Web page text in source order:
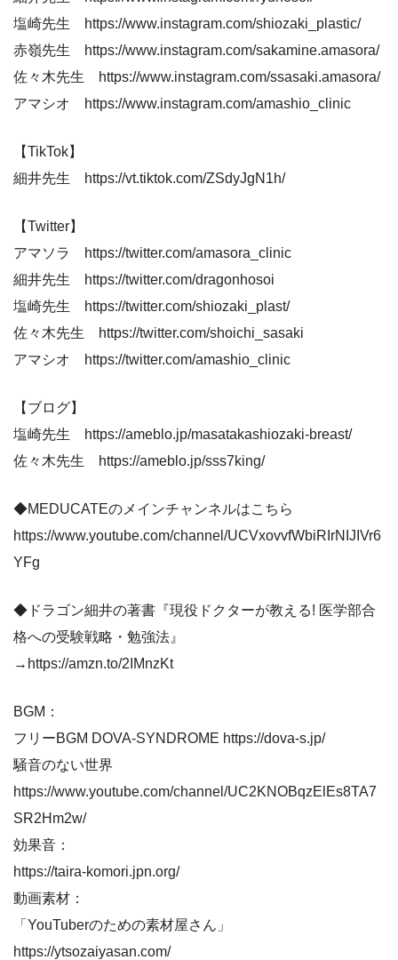
塩崎先生 https://www.instagram.com/shiozaki_plastic/
赤嶺先生 https://www.instagram.com/sakamine.amasora/
佐々木先生 https://www.instagram.com/ssasaki.amasora/
アマシオ https://www.instagram.com/amashio_clinic
【TikTok】
細井先生 https://vt.tiktok.com/ZSdyJgN1h/
【Twitter】
アマソラ https://twitter.com/amasora_clinic
細井先生 https://twitter.com/dragonhosoi
塩崎先生 https://twitter.com/shiozaki_plast/
佐々木先生 https://twitter.com/shoichi_sasaki
アマシオ https://twitter.com/amashio_clinic
【ブログ】
塩崎先生 https://ameblo.jp/masatakashiozaki-breast/
佐々木先生 https://ameblo.jp/sss7king/
◆MEDUCATEのメインチャンネルはこちら
https://www.youtube.com/channel/UCVxovvfWbiRIrNIJIVr6
YFg
◆ドラゴン細井の著書『現役ドクターが教える! 医学部合
格への受験戦略・勉強法』
→https://amzn.to/2IMnzKt
BGM：
フリーBGM DOVA-SYNDROME https://dova-s.jp/
騒音のない世界
https://www.youtube.com/channel/UC2KNOBqzElEs8TA7
SR2Hm2w/
効果音：
https://taira-komori.jpn.org/
動画素材：
「YouTuberのための素材屋さん」
https://ytsozaiyasan.com/